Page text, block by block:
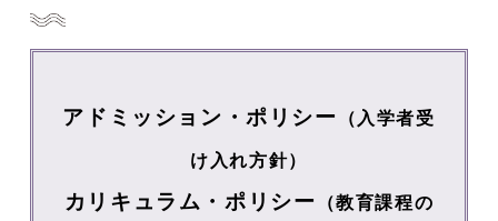
アドミッション・ポリシー （入学者受
け入れ方針）
カリキュラム・ポリシー （教育課程の